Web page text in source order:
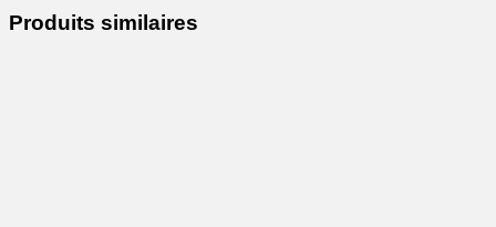
Produits similaires